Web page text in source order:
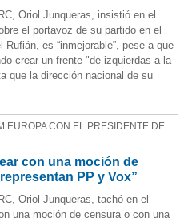
Oriol Junqueras, insistió en el
el portavoz de su partido en el
es “inmejorable”, pese a que
crear un frente "de izquierdas a la
que la dirección nacional de su
EUROPA CON EL PRESIDENTE DE
con una moción de
PP y Vox”
Oriol Junqueras, tachó en el
una moción de censura o con una